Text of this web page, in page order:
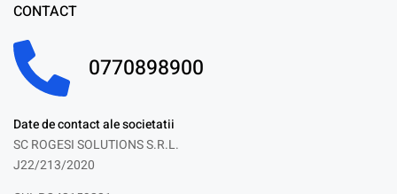
CONTACT
0770898900
Date de contact ale societatii
SC ROGESI SOLUTIONS S.R.L.
J22/213/2020